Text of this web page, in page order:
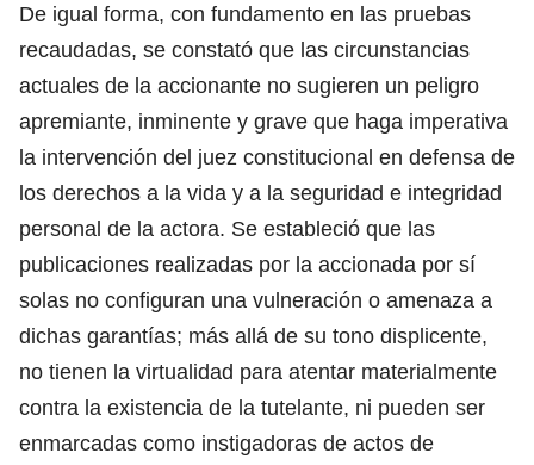
De igual forma, con fundamento en las pruebas
recaudadas, se constató que las circunstancias
actuales de la accionante no sugieren un peligro
apremiante, inminente y grave que haga imperativa
la intervención del juez constitucional en defensa de
los derechos a la vida y a la seguridad e integridad
personal de la actora. Se estableció que las
publicaciones realizadas por la accionada por sí
solas no configuran una vulneración o amenaza a
dichas garantías; más allá de su tono displicente,
no tienen la virtualidad para atentar materialmente
contra la existencia de la tutelante, ni pueden ser
enmarcadas como instigadoras de actos de